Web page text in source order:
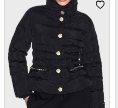
Cep :Cepli
Kalıp Bilgisi :
Regular Fit
Detaylar :
- Ribanalı etek ucu ve manşetler
Menşei :
5DE2XW000228AF12286UC001.07